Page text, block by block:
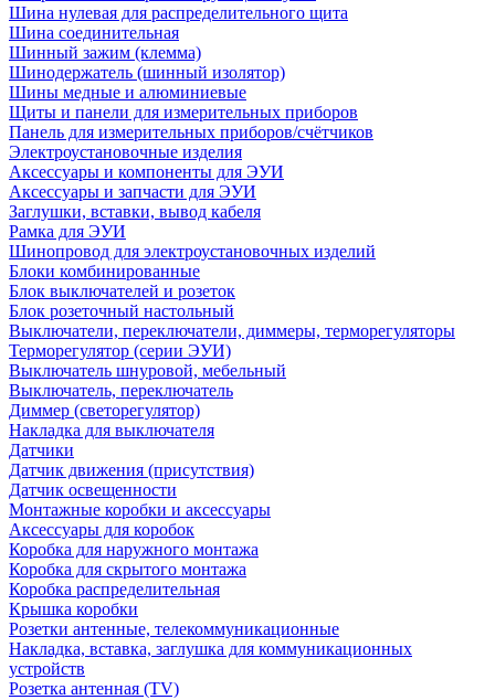
Шина нулевая для распределительного щита
Шина соединительная
Шинный зажим (клемма)
Шинодержатель (шинный изолятор)
Шины медные и алюминиевые
Щиты и панели для измерительных приборов
Панель для измерительных приборов/счётчиков
Электроустановочные изделия
Аксессуары и компоненты для ЭУИ
Аксессуары и запчасти для ЭУИ
Заглушки, вставки, вывод кабеля
Рамка для ЭУИ
Шинопровод для электроустановочных изделий
Блоки комбинированные
Блок выключателей и розеток
Блок розеточный настольный
Выключатели, переключатели, диммеры, терморегуляторы
Терморегулятор (серии ЭУИ)
Выключатель шнуровой, мебельный
Выключатель, переключатель
Диммер (светорегулятор)
Накладка для выключателя
Датчики
Датчик движения (присутствия)
Датчик освещенности
Монтажные коробки и аксессуары
Аксессуары для коробок
Коробка для наружного монтажа
Коробка для скрытого монтажа
Коробка распределительная
Крышка коробки
Розетки антенные, телекоммуникационные
Накладка, вставка, заглушка для коммуникационных
устройств
Розетка антенная (TV)